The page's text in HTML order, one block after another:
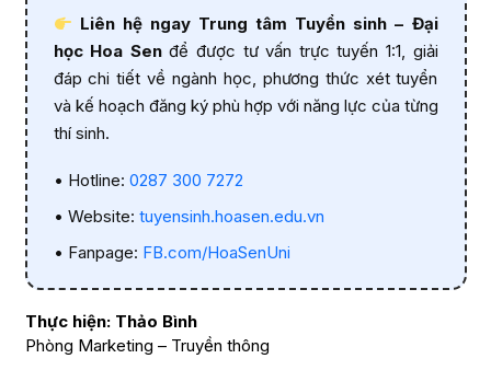
Liên hệ ngay Trung tâm Tuyển sinh – Đại
học Hoa Senđể được tư vấn trực tuyến 1:1, giải
đáp chi tiết về ngành học, phương thức xét tuyển
và kế hoạch đăng ký phù hợp với năng lực của từng
thí sinh.
• Hotline: 0287 300 7272
• Website: tuyensinh.hoasen.edu.vn
• Fanpage: FB.com/HoaSenUni
Thực hiện: Thảo Bình
Phòng Marketing – Truyền thông